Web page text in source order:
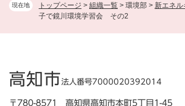
現在地 トップページ > 組織一覧 > 環境部 > 新エネル
子で鏡川環境学習会 その2
高知市法人番号7000020392014
〒780-8571 高知県高知市本町5丁目1-45